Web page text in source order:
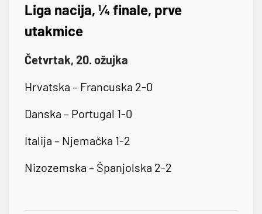
Liga nacija, ¼ finale, prve
utakmice
Četvrtak, 20. ožujka
Hrvatska – Francuska 2-0
Danska – Portugal 1-0
Italija – Njemačka 1-2
Nizozemska – Španjolska 2-2